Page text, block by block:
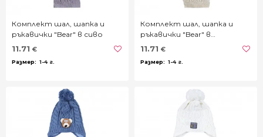
Комплект шал, шапка и
ръкавички "Bear" в сиво
11.71 €
1-4 г.
Комплект шал, шапка и
ръкавички "Bear" в
светлобежово
11.71 €
1-4 г.